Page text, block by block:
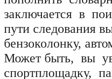
заключается в
пути следования
бензоколонку,
Может быть, вы
спортплощадку,